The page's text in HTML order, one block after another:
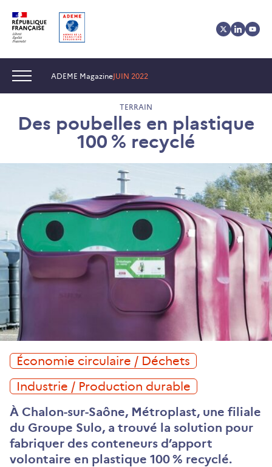
au
contenu
au
menu
des
cookies
Navigation :ADEME MagazineJUIN 2022
TERRAIN
Des poubelles en plastique
100 % recyclé
Économie circulaire / Déchets
Industrie / Production durable
À Chalon-sur-Saône, Métroplast, une filiale
du Groupe Sulo, a trouvé la solution pour
fabriquer des conteneurs d’apport
volontaire en plastique 100 % recyclé.